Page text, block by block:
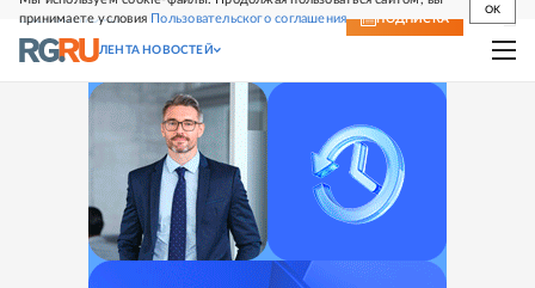
принимаете условия Пользовательского соглашения
OK
СВЕЖИЙ НОМЕР ПОДПИСКА
ЛЕНТА НОВОСТЕЙ